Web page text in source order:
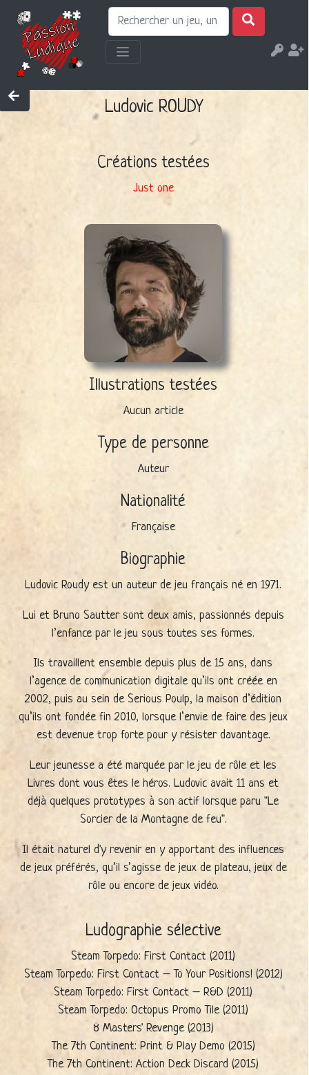
Ludovic ROUDY
Créations testées
Just one
Illustrations testées
Aucun article
Type de personne
Auteur
Nationalité
Française
Biographie
Ludovic Roudy est un auteur de jeu français né en 1971.
Lui et Bruno Sautter sont deux amis, passionnés depuis
l’enfance par le jeu sous toutes ses formes.
Ils travaillent ensemble depuis plus de 15 ans, dans
l’agence de communication digitale qu’ils ont créée en
2002, puis au sein de Serious Poulp, la maison d’édition
qu’ils ont fondée fin 2010, lorsque l’envie de faire des jeux
est devenue trop forte pour y résister davantage.
Leur jeunesse a été marquée par le jeu de rôle et les
Livres dont vous êtes le héros. Ludovic avait 11 ans et
déjà quelques prototypes à son actif lorsque paru "Le
Sorcier de la Montagne de feu".
Il était naturel d'y revenir en y apportant des influences
de jeux préférés, qu’il s’agisse de jeux de plateau, jeux de
rôle ou encore de jeux vidéo.
Ludographie sélective
Steam Torpedo: First Contact (2011)
Steam Torpedo: First Contact – To Your Positions! (2012)
Steam Torpedo: First Contact – R&D (2011)
Steam Torpedo: Octopus Promo Tile (2011)
8 Masters' Revenge (2013)
The 7th Continent: Print & Play Demo (2015)
The 7th Continent: Action Deck Discard (2015)